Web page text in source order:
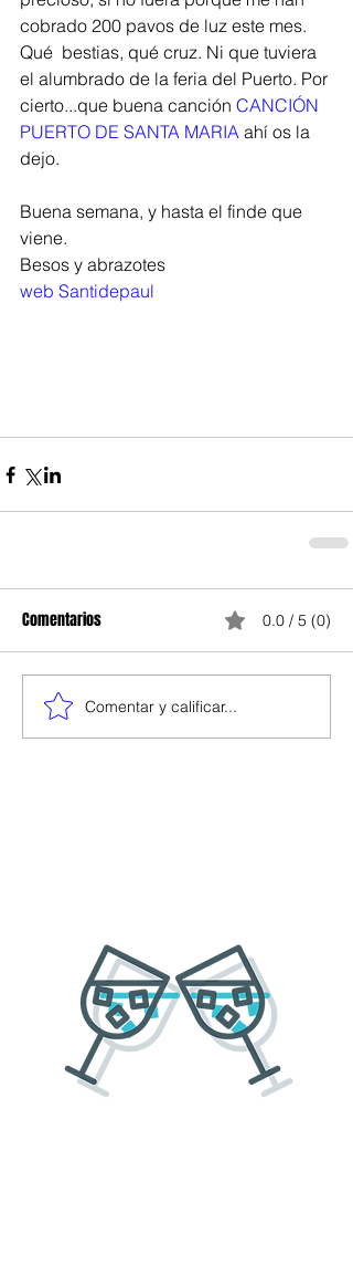
cobrado 200 pavos de luz este mes.
Qué  bestias, qué cruz. Ni que tuviera
el alumbrado de la feria del Puerto. Por
cierto...que buena canción CANCIÓN
PUERTO DE SANTA MARIA ahí os la
dejo.
Buena semana, y hasta el finde que
viene.
Besos y abrazotes
web Santidepaul
Comentarios 0.0 / 5 (0)
Comentar y calificar...